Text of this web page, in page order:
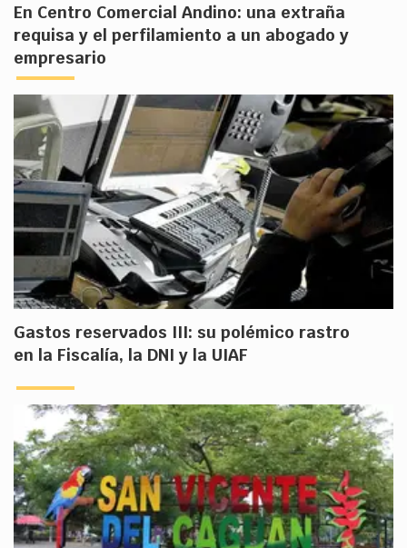
En Centro Comercial Andino: una extraña
requisa y el perfilamiento a un abogado y
empresario
Gastos reservados III: su polémico rastro
en la Fiscalía, la DNI y la UIAF